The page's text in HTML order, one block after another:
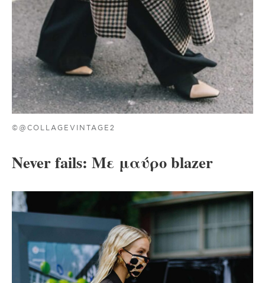
©@COLLAGEVINTAGE2
Never fails: Με μαύρο blazer